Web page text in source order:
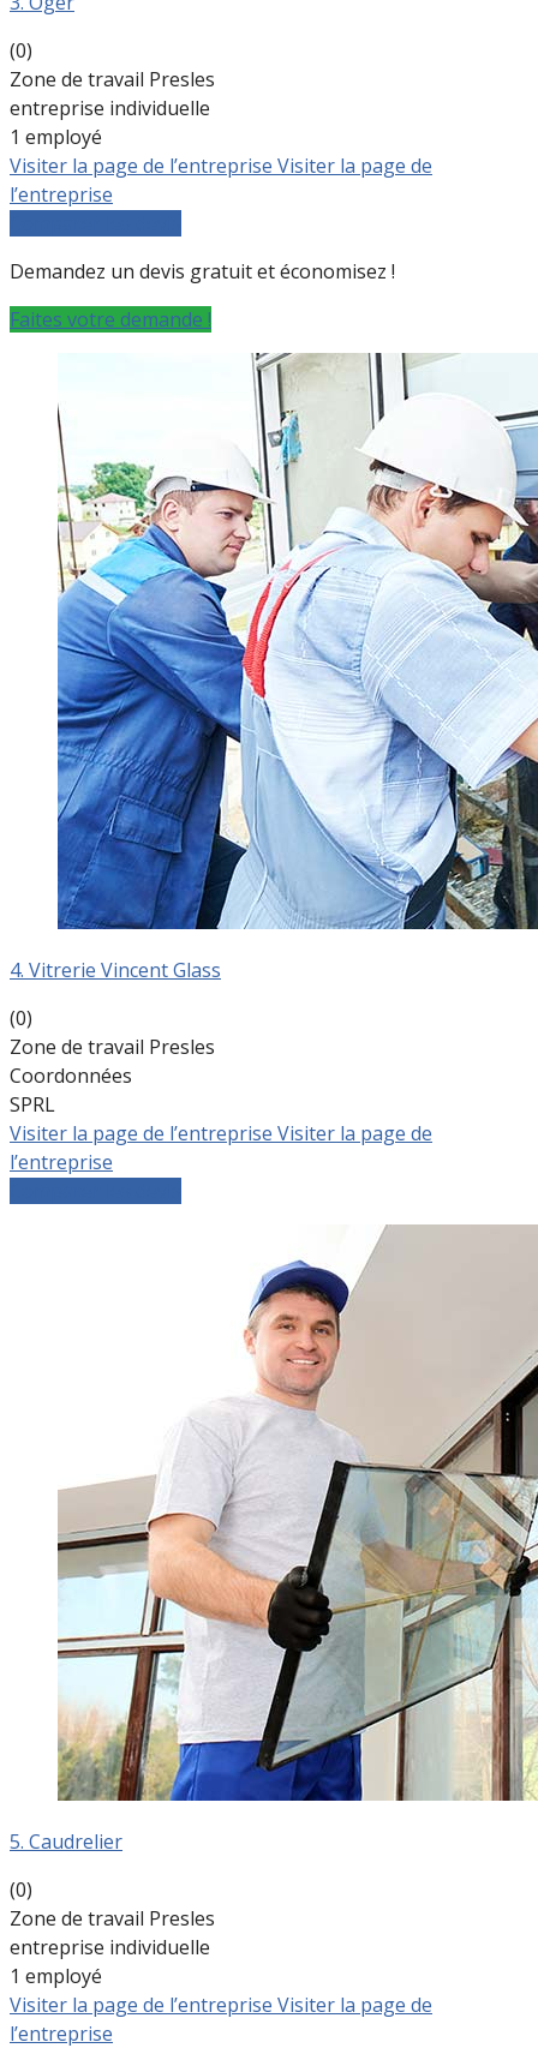
(0)
Zone de travail Presles
entreprise individuelle
1 employé
Visiter la page de l’entreprise Visiter la page de
l’entreprise
Demandez un devis gratuit et économisez !
Faites votre demande !
4. Vitrerie Vincent Glass
(0)
Zone de travail Presles
Coordonnées
SPRL
Visiter la page de l’entreprise Visiter la page de
l’entreprise
5. Caudrelier
(0)
Zone de travail Presles
entreprise individuelle
1 employé
Visiter la page de l’entreprise Visiter la page de
l’entreprise